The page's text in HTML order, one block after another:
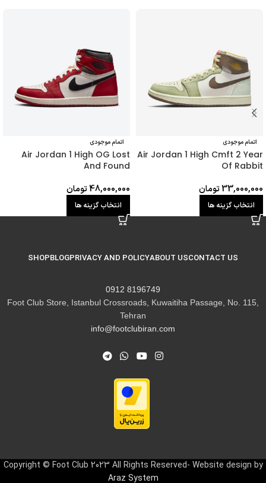
اتمام موجودی
Air Jordan 1 High Cmft 2 Year
Of Rabbit
33,000,000تومان
انتخاب گزینه ها
اتمام موجودی
Air Jordan 1 High OG Lost
And Found
48,000,000تومان
انتخاب گزینه ها
CONTACT US
ABOUT US
PRIVACY AND POLICY
BLOG
SHOP
8196749 0912
Foot Club Store, Istanbul Crossroads, Kuwaitiha Passage, No. 115,
Tehran
info@footclubiran.com
Copyright © Foot Club 2023 All Rights Reserved- Website design by
Araz System